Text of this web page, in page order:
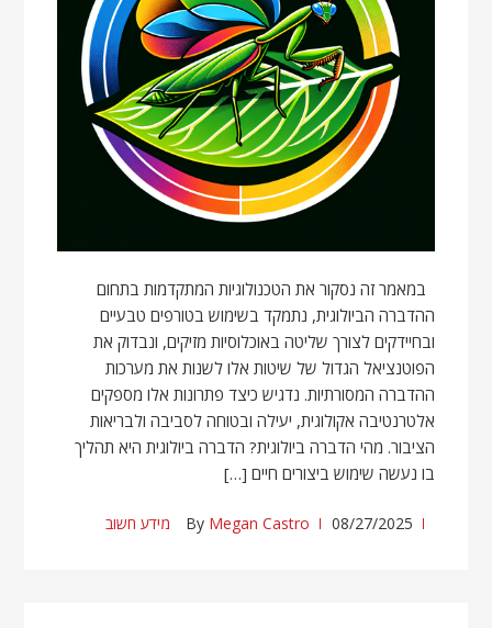
במאמר זה נסקור את הטכנולוגיות המתקדמות בתחום
ההדברה הביולוגית, נתמקד בשימוש בטורפים טבעיים
ובחיידקים לצורך שליטה באוכלוסיות מזיקים, ונבדוק את
הפוטנציאל הגדול של שיטות אלו לשנות את מערכות
ההדברה המסורתיות. נדגיש כיצד פתרונות אלו מספקים
אלטרנטיבה אקולוגית, יעילה ובטוחה לסביבה ולבריאות
הציבור. מהי הדברה ביולוגית? הדברה ביולוגית היא תהליך
בו נעשה שימוש ביצורים חיים […]
08/27/2025
By Megan Castro מידע חשוב